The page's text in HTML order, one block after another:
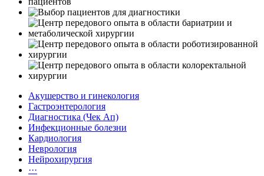
Акушерство и гинекология
Гастроэнтерология
Диагностика (Чек Ап)
Инфекционные болезни
Кардиология
Неврология
Нейрохирургия
···